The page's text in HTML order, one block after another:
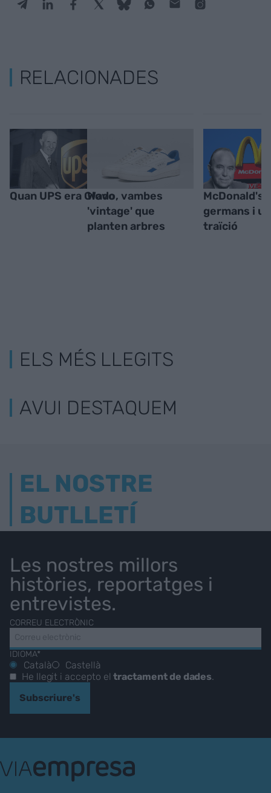
RELACIONADES
Quan UPS era GlovoWado, vambes
'vintage' que
planten arbres
McDonald's:
germans i
traïció
ELS MÉS LLEGITS
AVUI DESTAQUEM
EL NOSTRE
BUTLLETÍ
Les nostres millors
històries, reportatges i
entrevistes.
CORREU ELECTRÒNIC
IDIOMA*
Català
Castellà
He llegit i accepto eltractament de dades.
Subscriure's